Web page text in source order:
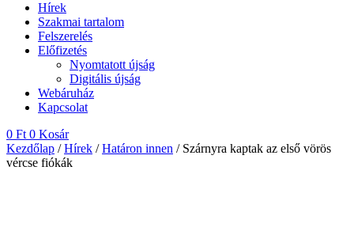
Hírek
Szakmai tartalom
Felszerelés
Előfizetés
Nyomtatott újság
Digitális újság
Webáruház
Kapcsolat
0 Ft 0 Kosár
Kezdőlap /Hírek /Határon innen / Szárnyra kaptak az első vörös
vércse fiókák